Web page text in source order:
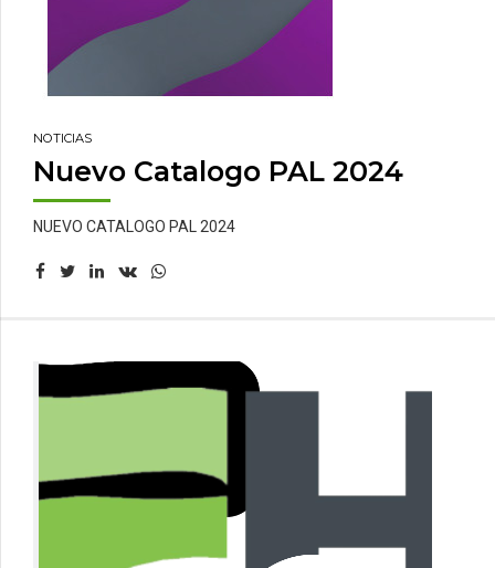
NOTICIAS
Nuevo Catalogo PAL 2024
NUEVO CATALOGO PAL 2024